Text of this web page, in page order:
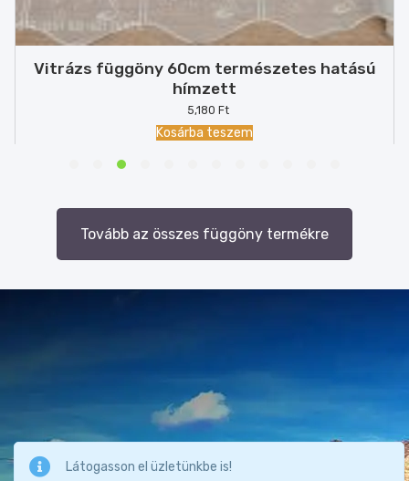
Vitrázs függöny 60cm természetes hatású
hímzett
5,180 Ft
Kosárba teszem
Tovább az összes függöny termékre
Látogasson el üzletünkbe is!